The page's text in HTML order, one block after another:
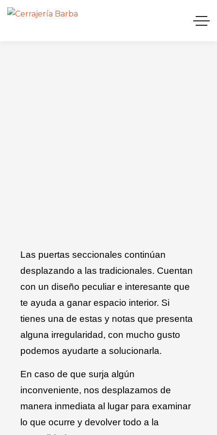
Las puertas seccionales continúan
desplazando a las tradicionales. Cuentan
con un diseño peculiar e interesante que
te ayuda a ganar espacio interior. Si
tienes una de estas y notas que presenta
alguna irregularidad, con mucho gusto
podemos ayudarte a solucionarla.
En caso de que surja algún
inconveniente, nos desplazamos de
manera inmediata al lugar para examinar
lo que ocurre y devolver todo a la